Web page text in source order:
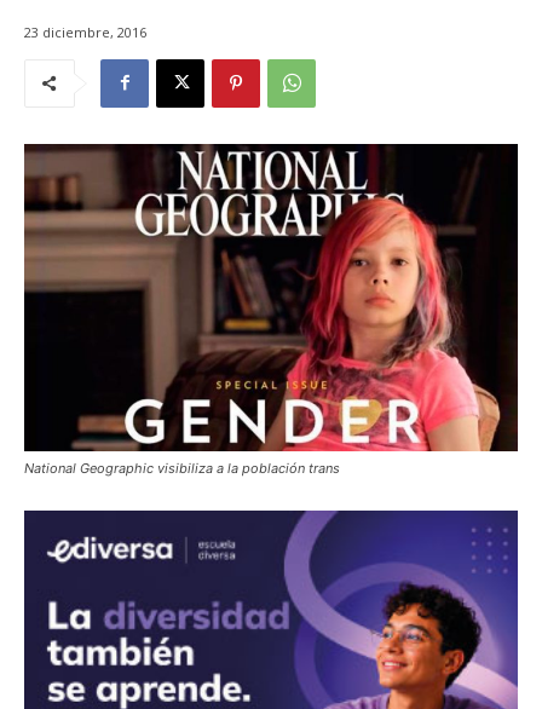
23 diciembre, 2016
National Geographic visibiliza a la población trans